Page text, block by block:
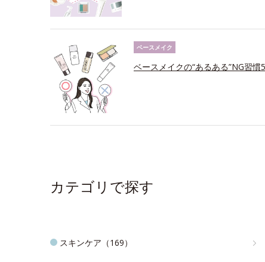
ベースメイク
ベースメイクの“あるある”NG習
カテゴリで探す
スキンケア（169）